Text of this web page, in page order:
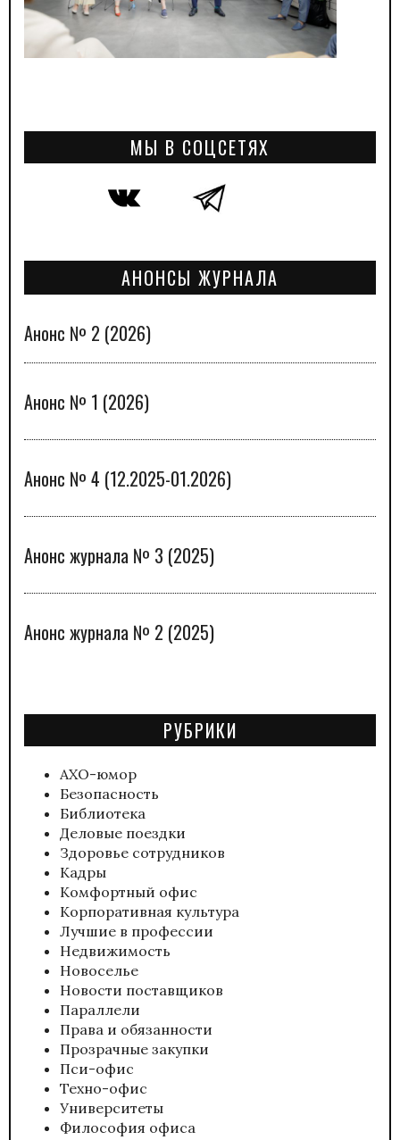
МЫ В СОЦСЕТЯХ
АНОНСЫ ЖУРНАЛА
Анонс № 2 (2026)
Анонс № 1 (2026)
Анонс № 4 (12.2025-01.2026)
Анонс журнала № 3 (2025)
Анонс журнала № 2 (2025)
РУБРИКИ
АХО-юмор
Безопасность
Библиотека
Деловые поездки
Здоровье сотрудников
Кадры
Комфортный офис
Корпоративная культура
Лучшие в профессии
Недвижимость
Новоселье
Новости поставщиков
Параллели
Права и обязанности
Прозрачные закупки
Пси-офис
Техно-офис
Университеты
Философия офиса